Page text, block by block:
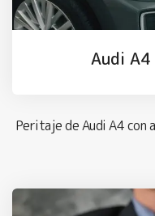
Audi
Peritaje de Audi A4 con